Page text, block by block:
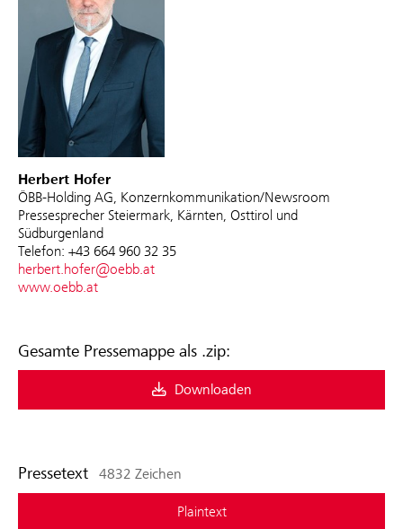
Herbert Hofer
ÖBB-Holding AG, Konzernkommunikation/Newsroom
Pressesprecher Steiermark, Kärnten, Osttirol und
Südburgenland
Telefon: +43 664 960 32 35
herbert.hofer@oebb.at
www.oebb.at
Gesamte Pressemappe als .zip:
Downloaden
Pressetext 4832 Zeichen
Plaintext